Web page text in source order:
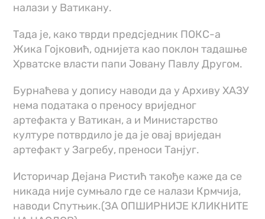
налази у Ватикану.
Тада је, како тврди предсједник ПОКС-а
Жика Гојковић, однијета као поклон тадашње
Хрватске власти папи Јовану Павлу Другом.
Бурнаћева у допису наводи да у Архиву ХАЗУ
нема података о преносу вриједног
артефакта у Ватикан, а и Министарство
културе потврдило је да је овај вриједан
артефакт у Загребу, преноси Танјуг.
Историчар Дејана Ристић такође каже да се
никада није сумњало где се налази Крмчија,
наводи Спутњик.(ЗА ОПШИРНИЈЕ КЛИКНИТЕ